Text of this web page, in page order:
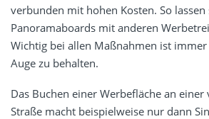
verbunden mit hohen Kosten. So
Panoramaboards mit anderen
Wichtig bei allen Maßnahmen ist
Auge zu behalten.
Das Buchen einer Werbefläche an einer
Straße macht beispielweise nur dann